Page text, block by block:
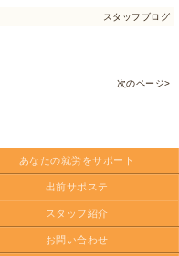
スタッフブログ
次のページ>
あなたの就労をサポート
出前サポステ
スタッフ紹介
お問い合わせ